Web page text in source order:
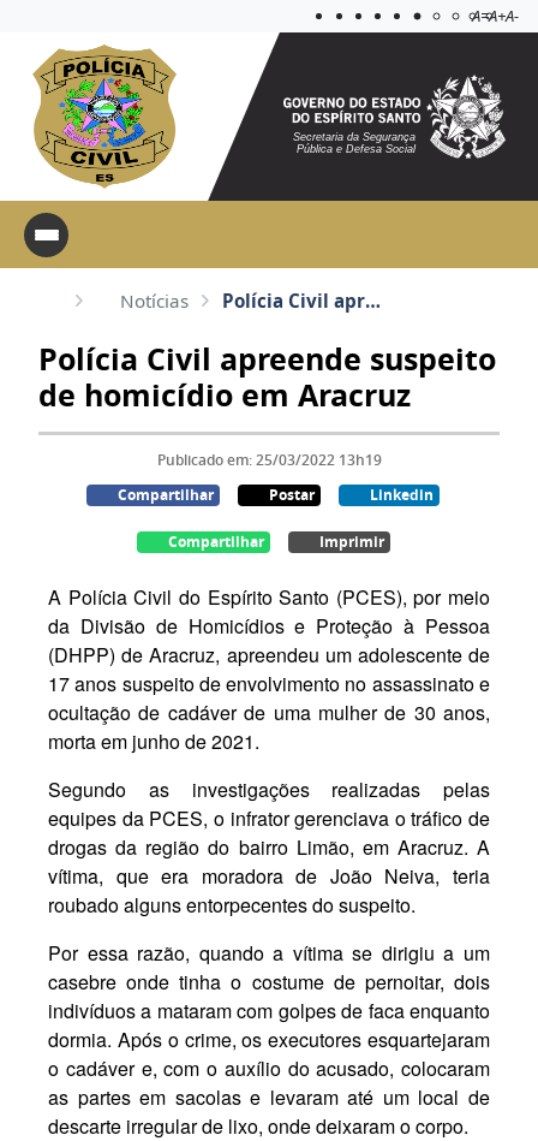
Aplicar
A=A+A-
Secretaria da Segurança
Pública e Defesa Social
Notícias Polícia Civil apreende suspeito de homicídio em Aracruz
Polícia Civil apreende suspeito
de homicídio em Aracruz
Publicado em: 25/03/2022 13h19
Compartilhar
Postar Linkedin
Compartilhar Imprimir
A Polícia Civil do Espírito Santo (PCES), por meio
da Divisão de Homicídios e Proteção à Pessoa
(DHPP) de Aracruz, apreendeu um adolescente de
17 anos suspeito de envolvimento no assassinato e
ocultação de cadáver de uma mulher de 30 anos,
morta em junho de 2021.
Segundo as investigações realizadas pelas
equipes da PCES, o infrator gerenciava o tráfico de
drogas da região do bairro Limão, em Aracruz. A
vítima, que era moradora de João Neiva, teria
roubado alguns entorpecentes do suspeito.
Por essa razão, quando a vítima se dirigiu a um
casebre onde tinha o costume de pernoitar, dois
indivíduos a mataram com golpes de faca enquanto
dormia. Após o crime, os executores esquartejaram
o cadáver e, com o auxílio do acusado, colocaram
as partes em sacolas e levaram até um local de
descarte irregular de lixo, onde deixaram o corpo.